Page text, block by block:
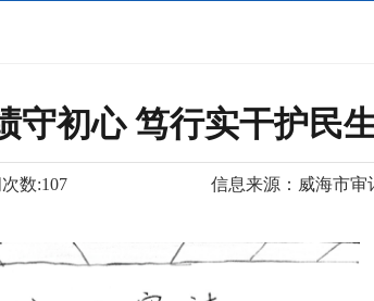
守初心 笃行实干护民
数:107 信息来源： 威海市审